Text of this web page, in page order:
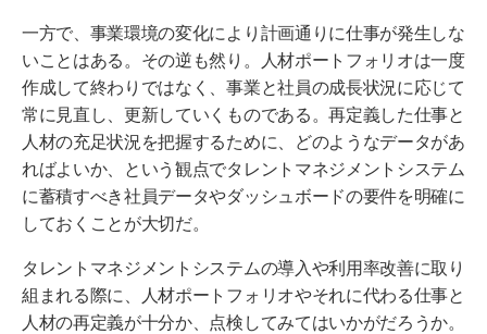
一方で、事業環境の変化により計画通りに仕事が発生しな
いことはある。その逆も然り。人材ポートフォリオは一度
作成して終わりではなく、事業と社員の成長状況に応じて
常に見直し、更新していくものである。再定義した仕事と
人材の充足状況を把握するために、どのようなデータがあ
ればよいか、という観点でタレントマネジメントシステム
に蓄積すべき社員データやダッシュボードの要件を明確に
しておくことが大切だ。
タレントマネジメントシステムの導入や利用率改善に取り
組まれる際に、人材ポートフォリオやそれに代わる仕事と
人材の再定義が十分か、点検してみてはいかがだろうか。